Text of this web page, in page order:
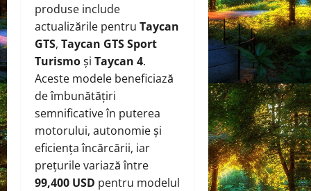
produse include
actualizările pentru Taycan
GTS, Taycan GTS Sport
Turismoși Taycan 4.
Aceste modele beneficiază
de îmbunătățiri
semnificative în puterea
motorului, autonomie și
eficiența încărcării, iar
prețurile variază între
99,400 USD pentru modelul